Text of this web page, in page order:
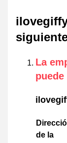
La
de la